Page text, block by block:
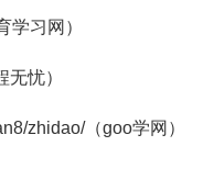
学习网）
忧）
zhidao/（goo学网）